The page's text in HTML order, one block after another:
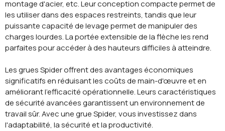
montage d'acier, etc. Leur conception compacte permet de
les utiliser dans des espaces restreints, tandis que leur
puissante capacité de levage permet de manipuler des
charges lourdes. La portée extensible de la flèche les rend
parfaites pour accéder à des hauteurs difficiles à atteindre.
Les grues Spider offrent des avantages économiques
significatifs en réduisant les coûts de main-d'œuvre et en
améliorant l'efficacité opérationnelle. Leurs caractéristiques
de sécurité avancées garantissent un environnement de
travail sûr. Avec une grue Spider, vous investissez dans
l'adaptabilité, la sécurité et la productivité.